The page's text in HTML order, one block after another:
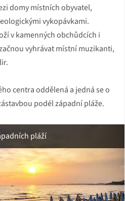
domy místních obyvatel,
vykopávkami.
v kamenných obchůdcích i
vyhrávat místní muzikanti,
centra oddělená a jedná se o
podél západní pláže.
pláží